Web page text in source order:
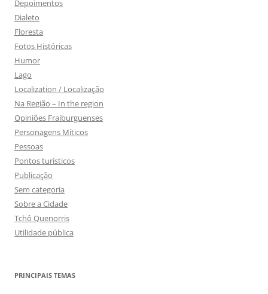
Depoimentos
Dialeto
Floresta
Fotos Históricas
Humor
Lago
Localization / Localização
Na Região – In the region
Opiniões Fraiburguenses
Personagens Míticos
Pessoas
Pontos turísticos
Publicação
Sem categoria
Sobre a Cidade
Tchô Quenorris
Utilidade pública
PRINCIPAIS TEMAS